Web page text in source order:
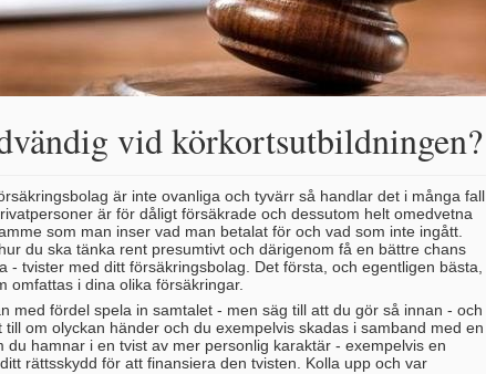
vid körkortsutbildningen?
är inte ovanliga och tyvärr så handlar det i många fall
är för dåligt försäkrade och dessutom helt omedvetna
som man inser vad man betalat för och vad som inte ingått.
du ska tänka rent presumtivt och därigenom få en bättre chans
- tvister med ditt försäkringsbolag. Det första, och egentligen bästa,
omfattas i dina olika försäkringar.
med fördel spela in samtalet - men säg till att du gör så innan - och
om olyckan händer och du exempelvis skadas i samband med en
hamnar i en tvist av mer personlig karaktär - exempelvis en
rättsskydd för att finansiera den tvisten. Kolla upp och var